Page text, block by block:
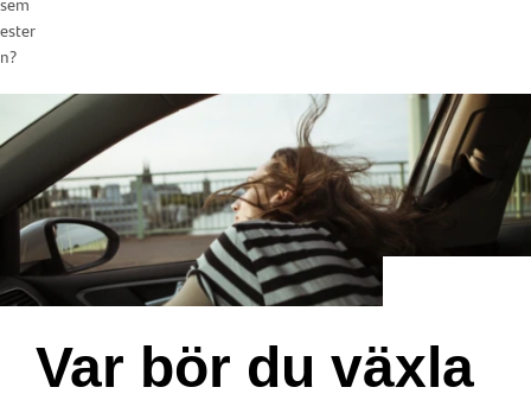
ester
n?
Var bör du växla